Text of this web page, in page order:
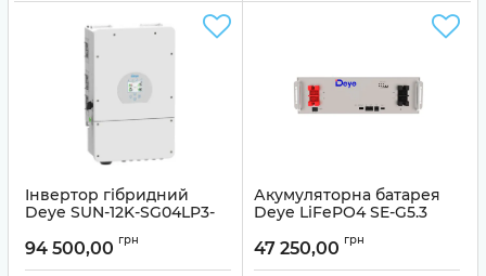
Інвертор гібридний
Deye SUN-12K-SG04LP3-
LV)
Артикул: 30112
94 500,00 грн
Акумуляторна батарея
Deye LiFePO4 SE-G5.3
47 250,00 грн